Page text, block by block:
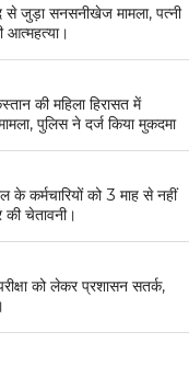
से जुड़ा सनसनीखेज मामला, पत्नी
आत्महत्या।
की महिला हिरासत में
पुलिस ने दर्ज किया मुकदमा
के कर्मचारियों को 3 माह से नहीं
की चेतावनी।
को लेकर प्रशासन सतर्क,